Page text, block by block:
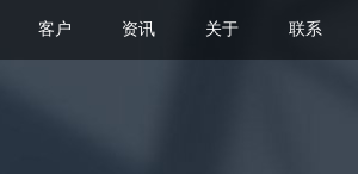
客户 资讯 关于 联系